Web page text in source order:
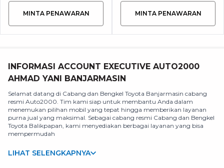
MINTA PENAWARAN MINTA PENAWARAN
INFORMASI ACCOUNT EXECUTIVE AUTO2000
AHMAD YANI BANJARMASIN
Selamat datang di Cabang dan Bengkel Toyota Banjarmasin cabang
resmi Auto2000. Tim kami siap untuk membantu Anda dalam
menemukan pilihan mobil yang tepat hingga memberikan layanan
purna jual yang maksimal. Sebagai cabang resmi Cabang dan Bengkel
Toyota Balikpapan, kami menyediakan berbagai layanan yang bisa
mempermudah
LIHAT SELENGKAPNYA